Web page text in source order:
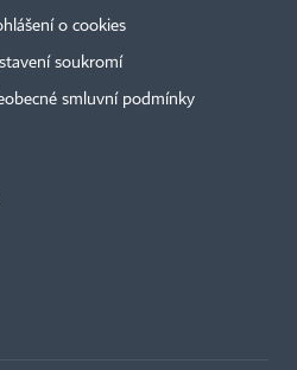
o cookies
soukromí
smluvní podmínky